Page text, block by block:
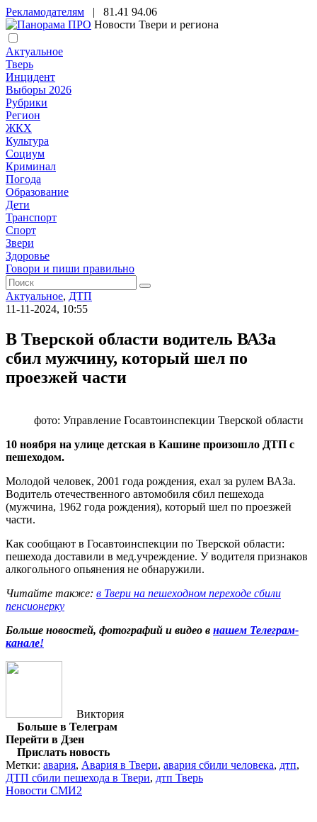
Рекламодателям | 81.41 94.06
Новости Твери и региона
Актуальное
Тверь
Инцидент
Выборы 2026
Рубрики
Регион
ЖКХ
Культура
Социум
Криминал
Погода
Образование
Дети
Транспорт
Спорт
Звери
Здоровье
Говори и пиши правильно
Актуальное, ДТП
11-11-2024, 10:55
В Тверской области водитель ВАЗа
сбил мужчину, который шел по
проезжей части
фото: Управление Госавтоинспекции Тверской области
10 ноября на улице детская в Кашине произошло ДТП с
пешеходом.
Молодой человек, 2001 года рождения, ехал за рулем ВАЗа.
Водитель отечественного автомобиля сбил пешехода
(мужчина, 1962 года рождения), который шел по проезжей
части.
Как сообщают в Госавтоинспекции по Тверской области:
пешехода доставили в мед.учреждение. У водителя признаков
алкогольного опьянения не обнаружили.
Читайте также: в Твери на пешеходном переходе сбили
пенсионерку
Больше новостей, фотографий и видео в нашем Телеграм-
канале!
Виктория
Больше в Телеграм
Перейти в Дзен
Прислать новость
Метки: авария, Авария в Твери, авария сбили человека, дтп,
ДТП сбили пешехода в Твери, дтп Тверь
Новости СМИ2